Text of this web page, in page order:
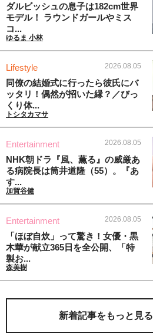
ダルビッシュの息子は182cm世界
モデル！ ラウンドガールやミス
コ...
ゆるま 小林
Lifestyle 2026.08.05
同僚の結婚式に行ったら彼氏にバ
ッタリ！偶然が招いた縁？／びっ
くり体...
トシタカマサ
Entertainment 2026.08.05
NHK朝ドラ『風、薫る』の威厳あ
る病院長は筒井道隆（55）。『あ
す...
加賀谷健
Entertainment 2026.08.05
「ほぼ自炊」って驚き！女優・黒
木華が献立365日を全公開、「特
製お...
森美樹
新着記事をもっと見る